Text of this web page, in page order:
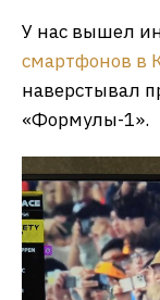
У нас вышел
смартфонов в
наверстывал
«Формулы-1».